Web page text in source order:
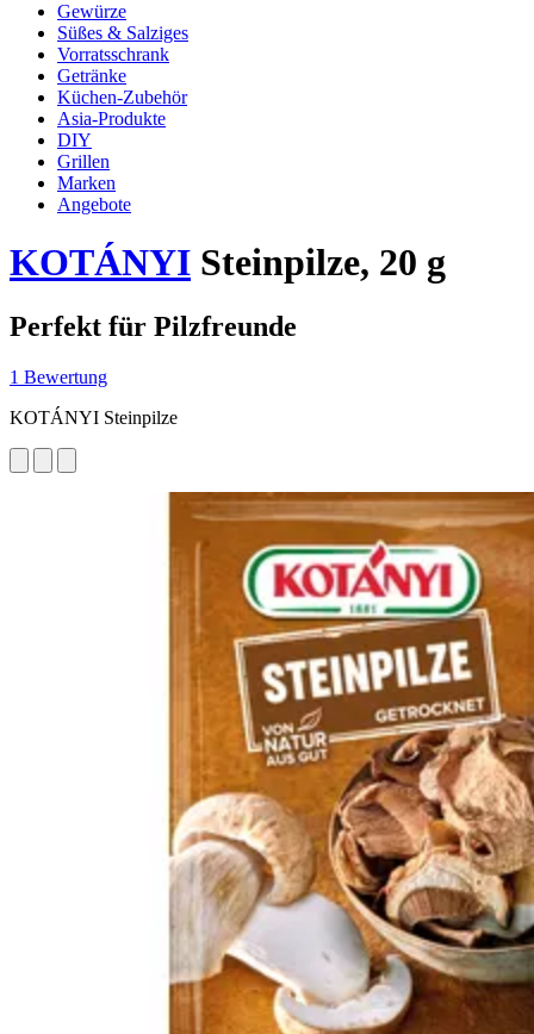
Gewürze
Süßes & Salziges
Vorratsschrank
Getränke
Küchen-Zubehör
Asia-Produkte
DIY
Grillen
Marken
Angebote
KOTÁNYI Steinpilze, 20 g
Perfekt für Pilzfreunde
1 Bewertung
KOTÁNYI Steinpilze